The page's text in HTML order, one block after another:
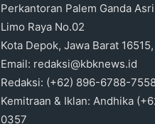
Perkantoran Palem Ganda Asri
Limo Raya No.02
Kota Depok, Jawa Barat
Email: redaksi@kbknews.id
Redaksi: (+62) 896-6788-
Kemitraan & Iklan: Andhika
0357